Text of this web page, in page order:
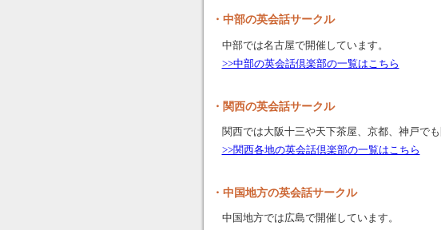
・中部の英会話サークル
中部では名古屋で開催しています。
>>中部の英会話倶楽部の一覧はこちら
・関西の英会話サークル
関西では大阪十三や天下茶屋、京都、神戸でも
>>関西各地の英会話倶楽部の一覧はこちら
・中国地方の英会話サークル
中国地方では広島で開催しています。